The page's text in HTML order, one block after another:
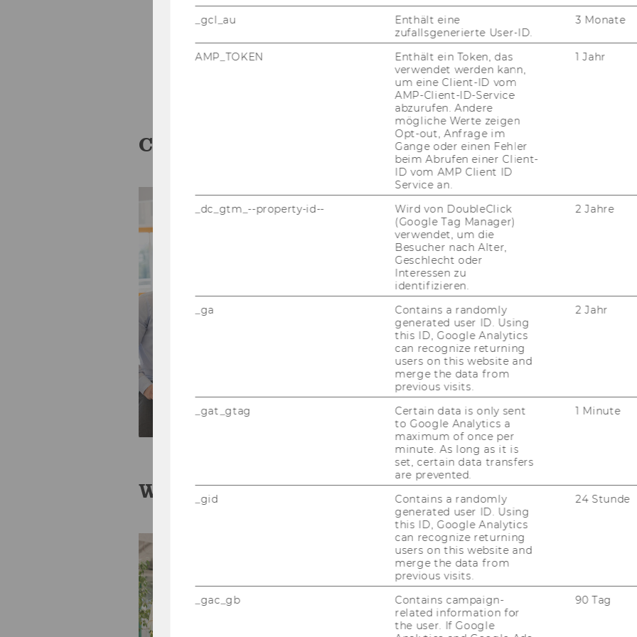
So­cial in­su­ran­ce in­clu­ded
– health­ca­
re co­ver­age wit­hout any ad­di­tio­nal
pre­mi­ums
Meal vou­chers– sub­si­di­zed cam­pus
Career development
Struc­tu­red ca­re­er paths– clear non-​
tenure track and ten­ure track pa­
A com­pre­hen­si­ve on­boar­ding pro­
– stra­te­gy ses­si­ons with the Rec­
tor, net­wor­king with re­se­arch lea­ders,
sci­en­ti­fic com­mu­ni­ty in­te­gra­ti­on
Pro­fes­sio­nal de­ve­lo­p­ment pro­grams
– tailo­red for each ca­re­er stage (pre­
doc and post­doc pro­grams)
Re­se­arch fun­ding sup­port
grants, sab­ba­ti­cals, and re­se­arch leave
op­por­tu­nities
Work-life integration
A cer­ti­fied family-​friendly em­ploy­er
– hoch­schu­leund­fa­mi­lie audit cer­ti­fi­
ca­ti­on with on-​campus child­ca­re
Fle­xi­ble working ar­ran­ge­ments
Mo­bi­le work op­ti­ons and re­la­xed lo­ca­
ti­on re­qui­re­ments for sci­en­ti­fic staff
_gcl_au
Enthält eine
zufallsgenerierte User-ID.
3 Monate
AMP_TOKEN
Enthält ein Token, das
verwendet werden kann,
um eine Client-ID vom
AMP-Client-ID-Service
abzurufen. Andere
mögliche Werte zeigen
Opt-out, Anfrage im
Gange oder einen Fehler
beim Abrufen einer Client-
ID vom AMP Client ID
Service an.
1 Jahr
_dc_gtm_--property-id--
Wird von DoubleClick
(Google Tag Manager)
verwendet, um die
Besucher nach Alter,
Geschlecht oder
Interessen zu
identifizieren.
2 Jahre
_ga
Contains a randomly
generated user ID. Using
this ID, Google Analytics
can recognize returning
users on this website and
merge the data from
previous visits.
2 Jahr
_gat_gtag
Certain data is only sent
to Google Analytics a
maximum of once per
minute. As long as it is
set, certain data transfers
are prevented.
1 Minute
_gid
Contains a randomly
generated user ID. Using
this ID, Google Analytics
can recognize returning
users on this website and
merge the data from
previous visits.
24 Stunde
_gac_gb
Contains campaign-
related information for
the user. If Google
90 Tag